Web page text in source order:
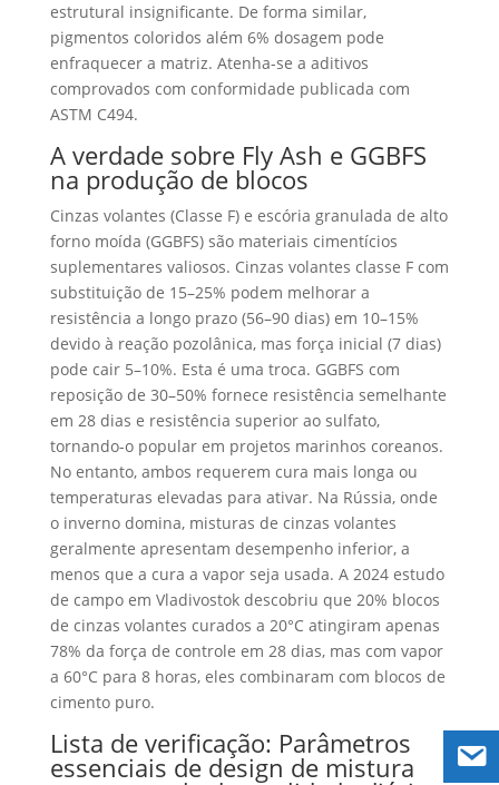
estrutural insignificante. De forma similar,
pigmentos coloridos além 6% dosagem pode
enfraquecer a matriz. Atenha-se a aditivos
comprovados com conformidade publicada com
ASTM C494.
A verdade sobre Fly Ash e GGBFS
na produção de blocos
Cinzas volantes (Classe F) e escória granulada de alto
forno moída (GGBFS) são materiais cimentícios
suplementares valiosos. Cinzas volantes classe F com
substituição de 15–25% podem melhorar a
resistência a longo prazo (56–90 dias) em 10–15%
devido à reação pozolânica, mas força inicial (7 dias)
pode cair 5–10%. Esta é uma troca. GGBFS com
reposição de 30–50% fornece resistência semelhante
em 28 dias e resistência superior ao sulfato,
tornando-o popular em projetos marinhos coreanos.
No entanto, ambos requerem cura mais longa ou
temperaturas elevadas para ativar. Na Rússia, onde
o inverno domina, misturas de cinzas volantes
geralmente apresentam desempenho inferior, a
menos que a cura a vapor seja usada. A 2024 estudo
de campo em Vladivostok descobriu que 20% blocos
de cinzas volantes curados a 20°C atingiram apenas
78% da força de controle em 28 dias, mas com vapor
a 60°C para 8 horas, eles combinaram com blocos de
cimento puro.
Lista de verificação: Parâmetros
essenciais de design de mistura